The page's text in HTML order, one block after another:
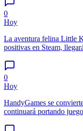
0
Hoy
La aventura felina Little
positivas en Steam,
0
Hoy
HandyGames se
continuará portando